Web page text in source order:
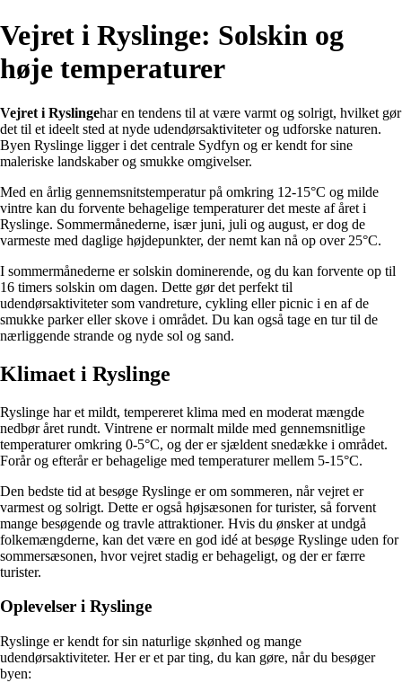
Vejret i Ryslinge: Solskin og
høje temperaturer
Vejret i Ryslingehar en tendens til at være varmt og solrigt, hvilket gør
det til et ideelt sted at nyde udendørsaktiviteter og udforske naturen.
Byen Ryslinge ligger i det centrale Sydfyn og er kendt for sine
maleriske landskaber og smukke omgivelser.
Med en årlig gennemsnitstemperatur på omkring 12-15°C og milde
vintre kan du forvente behagelige temperaturer det meste af året i
Ryslinge. Sommermånederne, især juni, juli og august, er dog de
varmeste med daglige højdepunkter, der nemt kan nå op over 25°C.
I sommermånederne er solskin dominerende, og du kan forvente op til
16 timers solskin om dagen. Dette gør det perfekt til
udendørsaktiviteter som vandreture, cykling eller picnic i en af ​​de
smukke parker eller skove i området. Du kan også tage en tur til de
nærliggende strande og nyde sol og sand.
Klimaet i Ryslinge
Ryslinge har et mildt, tempereret klima med en moderat mængde
nedbør året rundt. Vintrene er normalt milde med gennemsnitlige
temperaturer omkring 0-5°C, og der er sjældent snedække i området.
Forår og efterår er behagelige med temperaturer mellem 5-15°C.
Den bedste tid at besøge Ryslinge er om sommeren, når vejret er
varmest og solrigt. Dette er også højsæsonen for turister, så forvent
mange besøgende og travle attraktioner. Hvis du ønsker at undgå
folkemængderne, kan det være en god idé at besøge Ryslinge uden for
sommersæsonen, hvor vejret stadig er behageligt, og der er færre
turister.
Oplevelser i Ryslinge
Ryslinge er kendt for sin naturlige skønhed og mange
udendørsaktiviteter. Her er et par ting, du kan gøre, når du besøger
byen: